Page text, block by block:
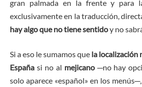
gran palmada en la frente y para
exclusivamente en la traducción,
hay algo que no tiene sentidoy no
Si a eso le sumamos que la localización
España si no al mejicano─no hay
solo aparece «español» en los